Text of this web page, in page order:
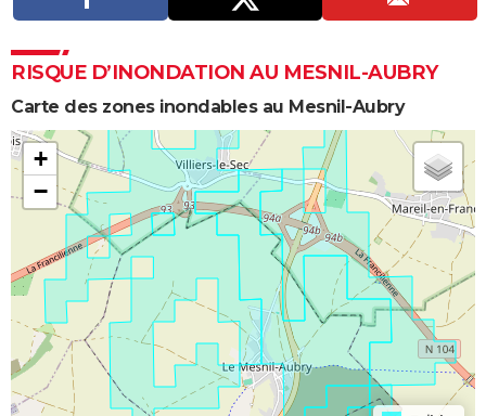
Bricolage
Lifestyle
Culture
Sport
Auto
Television
Voyage
Cinema
RISQUE D’INONDATION AU MESNIL-AUBRY
Carte des zones inondables au Mesnil-Aubry
+
−